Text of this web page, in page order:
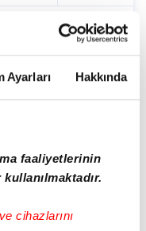
Ayarları Hakkında
faaliyetlerinin
cihazlarını